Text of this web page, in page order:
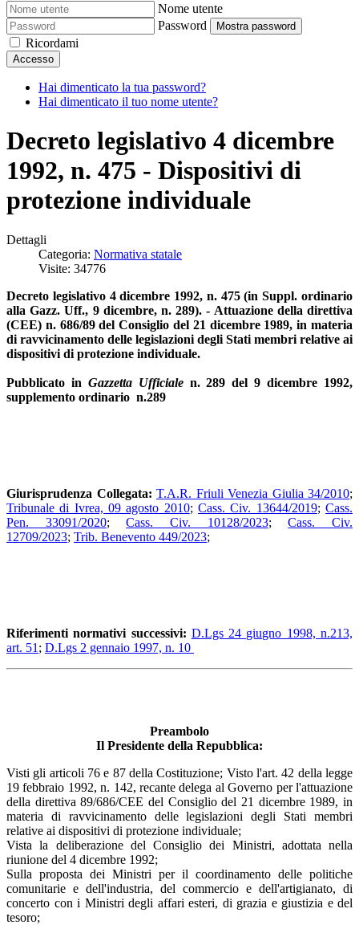
Nome utente
Password
Mostra password
Ricordami
Accesso
Hai dimenticato la tua password?
Hai dimenticato il tuo nome utente?
Decreto legislativo 4 dicembre
1992, n. 475 - Dispositivi di
protezione individuale
Dettagli
Categoria: Normativa statale
Visite: 34776
Decreto legislativo 4 dicembre 1992, n. 475 (in Suppl. ordinario
alla Gazz. Uff., 9 dicembre, n. 289). - Attuazione della direttiva
(CEE) n. 686/89 del Consiglio del 21 dicembre 1989, in materia
di ravvicinamento delle legislazioni degli Stati membri relative ai
dispositivi di protezione individuale.
Pubblicato in Gazzetta Ufficialen. 289 del 9 dicembre 1992,
supplemento ordinario n.289
Giurisprudenza Collegata: T.A.R. Friuli Venezia Giulia 34/2010;
Tribunale di Ivrea, 09 agosto 2010;Cass. Civ. 13644/2019;Cass.
Pen. 33091/2020;Cass. Civ. 10128/2023;Cass. Civ.
12709/2023; Trib. Benevento 449/2023;
Riferimenti normativi successivi: D.Lgs 24 giugno 1998, n.213,
art. 51 ; D.Lgs 2 gennaio 1997, n. 10
Preambolo
Il Presidente della Repubblica:
Visti gli articoli 76 e 87 della Costituzione; Visto l'art. 42 della legge
19 febbraio 1992, n. 142, recante delega al Governo per l'attuazione
della direttiva 89/686/CEE del Consiglio del 21 dicembre 1989, in
materia di ravvicinamento delle legislazioni degli Stati membri
relative ai dispositivi di protezione individuale;
Vista la deliberazione del Consiglio dei Ministri, adottata nella
riunione del 4 dicembre 1992;
Sulla proposta dei Ministri per il coordinamento delle politiche
comunitarie e dell'industria, del commercio e dell'artigianato, di
concerto con i Ministri degli affari esteri, di grazia e giustizia e del
tesoro;